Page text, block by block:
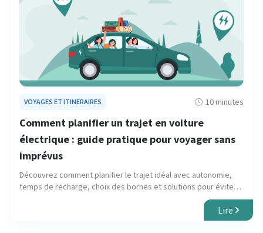
VOYAGES ET ITINERAIRES 10 minutes
Comment planifier un trajet en voiture
électrique : guide pratique pour voyager sans
imprévus
Découvrez comment planifier le trajet idéal avec autonomie,
temps de recharge, choix des bornes et solutions pour éviter
Lire